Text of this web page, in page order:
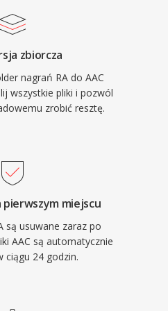
surround.
ze praktycznie
przegladarka i
obsluguje AAC
zbiorcza
nagrań RA do AAC
wszystkie pliki i pozwól
zrobić resztę.
miejscu
są usuwane zaraz po
AAC są automatycznie
ciągu 24 godzin.